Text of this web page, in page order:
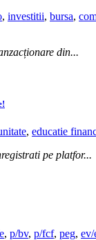
, investitii, bursa,
din...
, educatie
pe platfor...
, p/bv, p/fcf, peg, ev/